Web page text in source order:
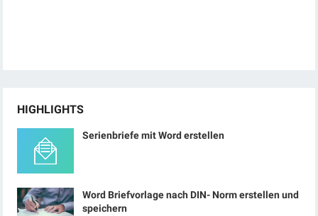
HIGHLIGHTS
Serienbriefe mit Word erstellen
Word Briefvorlage nach DIN- Norm erstellen und
speichern